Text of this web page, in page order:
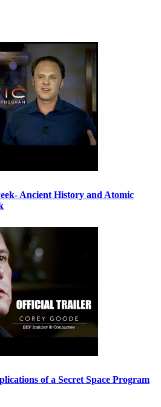
Ancient History and Atomic
of a Secret Space Program